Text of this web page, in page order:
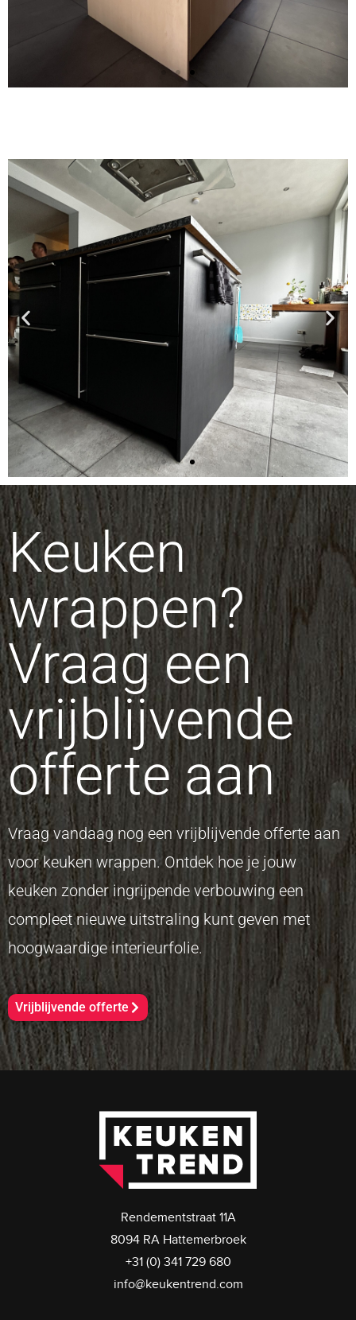
Keuken
wrappen?
Vraag een
vrijblijvende
offerte aan
Vraag vandaag nog een vrijblijvende offerte aan
voor keuken wrappen. Ontdek hoe je jouw
keuken zonder ingrijpende verbouwing een
compleet nieuwe uitstraling kunt geven met
hoogwaardige interieurfolie.
Vrijblijvende offerte
Rendementstraat 11A
8094 RA Hattemerbroek
+31 (0) 341 729 680
info@keukentrend.com